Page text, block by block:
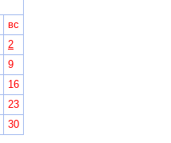
вс
2
9
16
23
30